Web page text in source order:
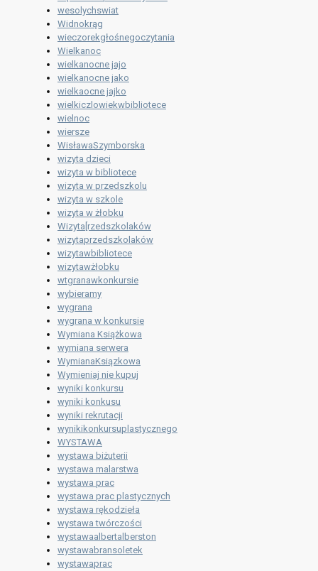
wesolychswiat
Widnokrąg
wieczorekgłośnegoczytania
Wielkanoc
wielkanocne jajo
wielkanocne jako
wielkaocne jajko
wielkiczlowiekwbibliotece
wielnoc
wiersze
WisławaSzymborska
wizyta dzieci
wizyta w bibliotece
wizyta w przedszkolu
wizyta w szkole
wizyta w żłobku
Wizyta[rzedszkolaków
wizytaprzedszkolaków
wizytawbibliotece
wizytawżłobku
wtgranawkonkursie
wybieramy
wygrana
wygrana w konkursie
Wymiana Książkowa
wymiana serwera
WymianaKsiązkowa
Wymieniaj nie kupuj
wyniki konkursu
wyniki konkusu
wyniki rekrutacji
wynikikonkursuplastycznego
WYSTAWA
wystawa biżuterii
wystawa malarstwa
wystawa prac
wystawa prac plastycznych
wystawa rękodzieła
wystawa twórczości
wystawaalbertalberston
wystawabransoletek
wystawaprac